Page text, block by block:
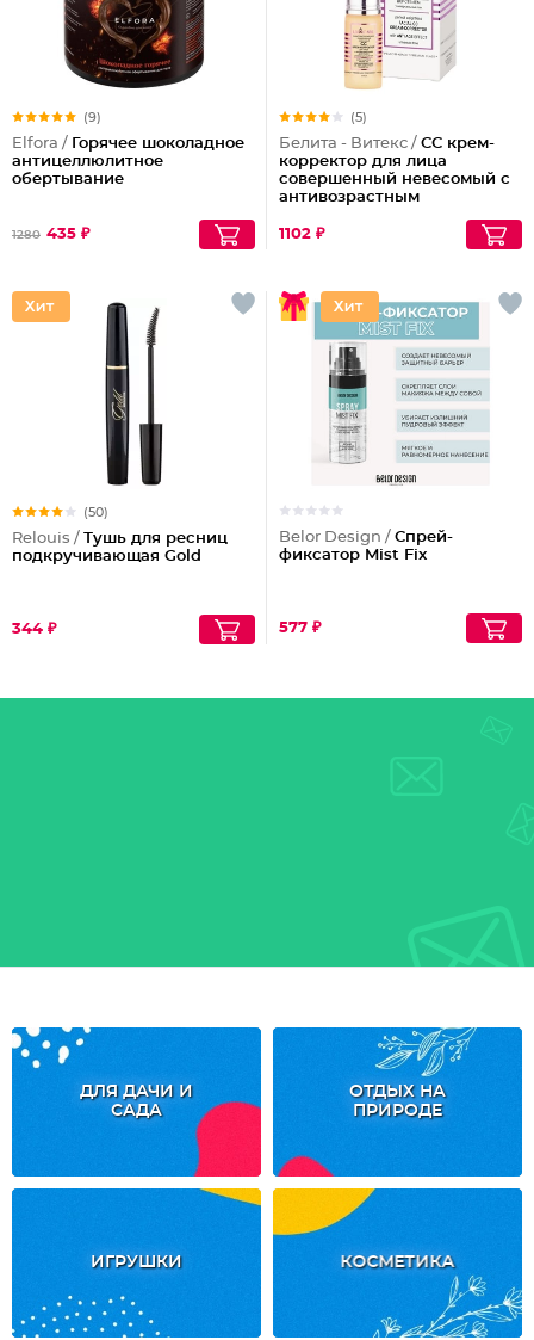
(9)
Elfora / Горячее шоколадное
антицеллюлитное
обертывание
1280 435 ₽
(5)
Белита - Витекс / СС крем-
корректор для лица
совершенный невесомый с
антивозрастным
1102 ₽
(50)
Relouis / Тушь для ресниц
подкручивающая Gold
344 ₽
Belor Design / Спрей-
фиксатор Mist Fix
577 ₽
ДЛЯ ДАЧИ И
САДА
ОТДЫХ НА
ПРИРОДЕ
ИГРУШКИ КОСМЕТИКА